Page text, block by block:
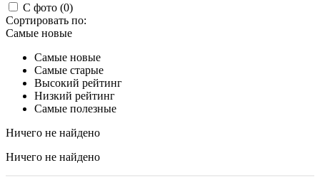
С фото (0)
Сортировать по:
Самые новые
Самые новые
Самые старые
Высокий рейтинг
Низкий рейтинг
Самые полезные
Ничего не найдено
Ничего не найдено